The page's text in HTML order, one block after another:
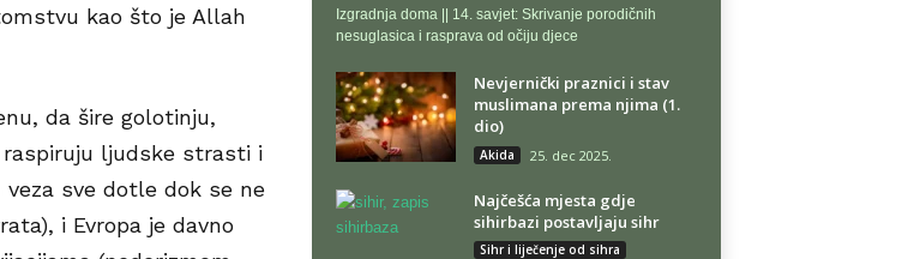
kao što je Allah
da šire golotinju,
raspiruju ljudske strasti i
veza sve dotle dok se ne
i Evropa je davno
Izgradnja doma || 14. savjet: Skrivanje porodičnih
nesuglasica i rasprava od očiju djece
Nevjernički praznici i stav
muslimana prema njima (1.
dio)
Akida 25. dec 2025.
Najčešća mjesta gdje
sihirbazi postavljaju sihr
Sihr i liječenje od sihra